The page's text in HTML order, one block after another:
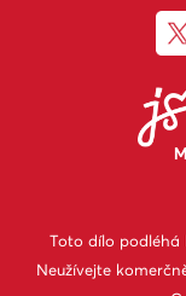
Toto dílo podléhá
Neužívejte